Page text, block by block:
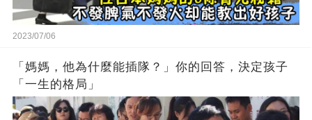
2023/07/06
「媽媽，他為什麼能插隊？」你的回答，決定孩子
「一生的格局」